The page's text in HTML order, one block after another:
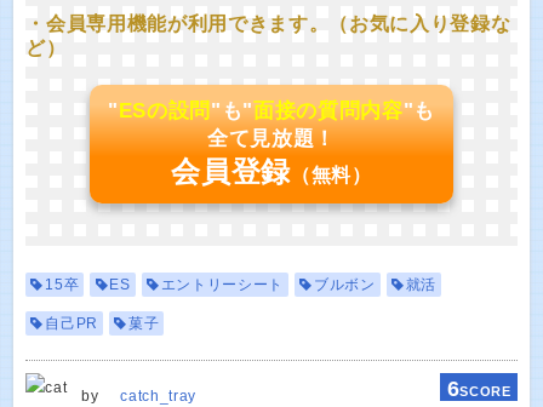
・会員専用機能が利用できます。（お気に入り登録な
ど）
"ESの設問"も"面接の質問内容"も
全て見放題！
会員登録 （無料）
15卒 ES エントリーシート ブルボン 就活
自己PR 菓子
by catch_tray 6SCORE